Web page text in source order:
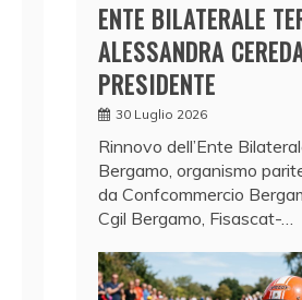
ENTE BILATERALE
ALESSANDRA
PRESIDENTE
30 Luglio 2026
Rinnovo dell’Ente
Bergamo, organismo
da Confcommercio
Cgil Bergamo, Fisascat-…